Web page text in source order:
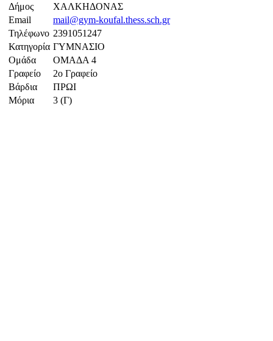
Δήμος
ΧΑΛΚΗΔΟΝΑΣ
Email
mail@gym-koufal.thess.sch.gr
Τηλέφωνο 2391051247
Κατηγορία ΓΥΜΝΑΣΙΟ
Ομάδα
ΟΜΑΔΑ 4
Γραφείο
2ο Γραφείο
Βάρδια
ΠΡΩΙ
Μόρια
3 (Γ)